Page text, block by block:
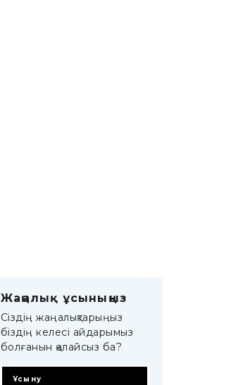
Жаңалық ұсыныңыз
Сіздің жаңалықтарыңыз
біздің келесі айдарымыз
болғанын қалайсыз ба?
Ұсыну